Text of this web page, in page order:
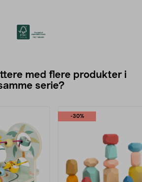
med flere produkter i
serie?
-30%